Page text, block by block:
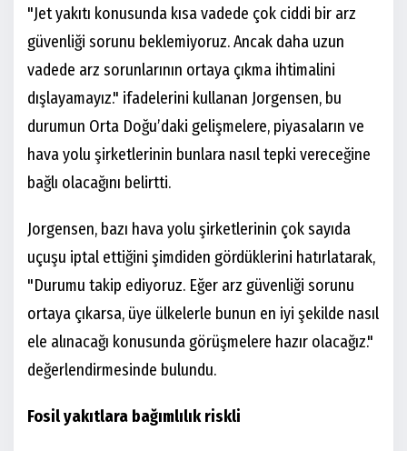
"Jet yakıtı konusunda kısa vadede çok ciddi bir arz
güvenliği sorunu beklemiyoruz. Ancak daha uzun
vadede arz sorunlarının ortaya çıkma ihtimalini
dışlayamayız." ifadelerini kullanan Jorgensen, bu
durumun Orta Doğu’daki gelişmelere, piyasaların ve
hava yolu şirketlerinin bunlara nasıl tepki vereceğine
bağlı olacağını belirtti.
Jorgensen, bazı hava yolu şirketlerinin çok sayıda
uçuşu iptal ettiğini şimdiden gördüklerini hatırlatarak,
"Durumu takip ediyoruz. Eğer arz güvenliği sorunu
ortaya çıkarsa, üye ülkelerle bunun en iyi şekilde nasıl
ele alınacağı konusunda görüşmelere hazır olacağız."
değerlendirmesinde bulundu.
Fosil yakıtlara bağımlılık riskli